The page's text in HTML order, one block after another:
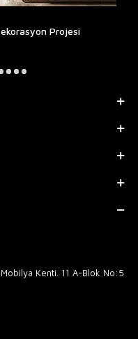
Projesi
Kenti. 11 A-Blok No:5